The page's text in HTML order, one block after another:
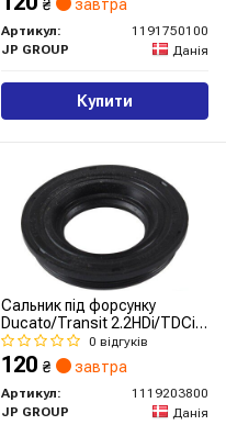
₴ завтра
Артикул:
1191750100
JP GROUP
Данія
Купити
Cальник під форсунку
Ducato/Transit 2.2HDi/TDCi
06- /Caddy 1.6TDi (36mm)
0 відгуків
120 ₴ завтра
Артикул:
1119203800
JP GROUP
Данія